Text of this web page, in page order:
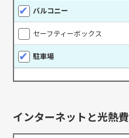
バルコニー
セーフティーボックス
駐車場
インターネットと光熱費